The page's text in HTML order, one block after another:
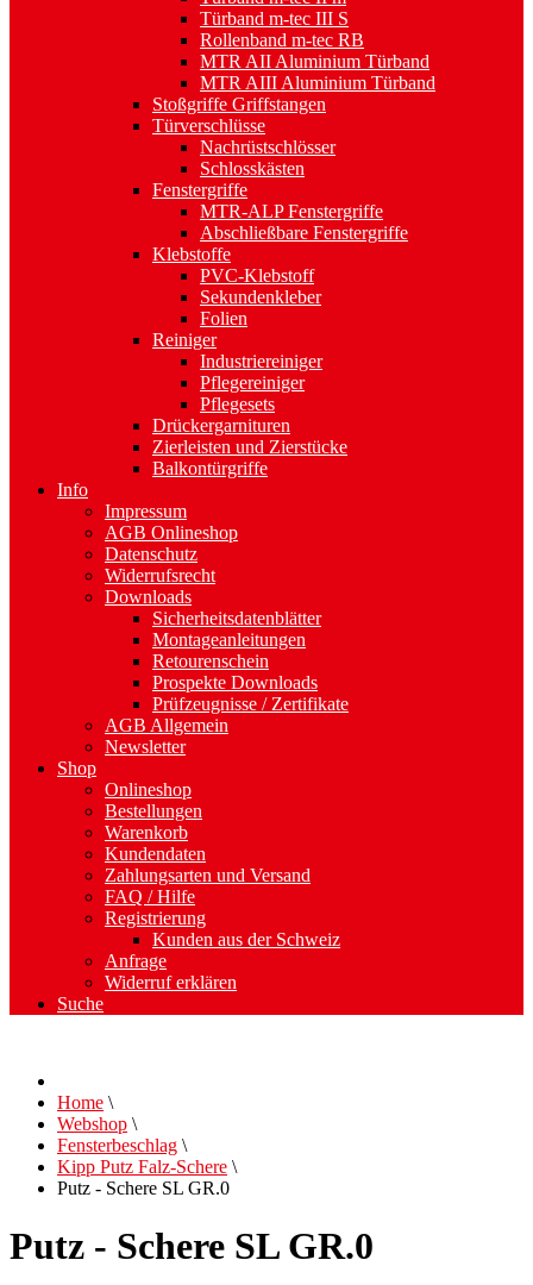
Türband m-tec III S
Rollenband m-tec RB
MTR AII Aluminium Türband
MTR AIII Aluminium Türband
Stoßgriffe Griffstangen
Türverschlüsse
Nachrüstschlösser
Schlosskästen
Fenstergriffe
MTR-ALP Fenstergriffe
Abschließbare Fenstergriffe
Klebstoffe
PVC-Klebstoff
Sekundenkleber
Folien
Reiniger
Industriereiniger
Pflegereiniger
Pflegesets
Drückergarnituren
Zierleisten und Zierstücke
Balkontürgriffe
Info
Impressum
AGB Onlineshop
Datenschutz
Widerrufsrecht
Downloads
Sicherheitsdatenblätter
Montageanleitungen
Retourenschein
Prospekte Downloads
Prüfzeugnisse / Zertifikate
AGB Allgemein
Newsletter
Shop
Onlineshop
Bestellungen
Warenkorb
Kundendaten
Zahlungsarten und Versand
FAQ / Hilfe
Registrierung
Kunden aus der Schweiz
Anfrage
Widerruf erklären
Suche
Home \
Webshop \
Fensterbeschlag \
Kipp Putz Falz-Schere \
Putz - Schere SL GR.0
Putz - Schere SL GR.0